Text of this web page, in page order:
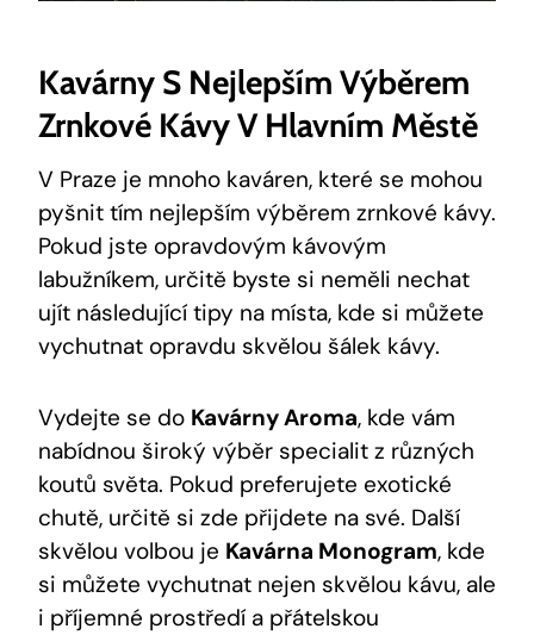
Kavárny S Nejlepším Výběrem
Zrnkové Kávy V Hlavním Městě
V Praze je mnoho kaváren, které se mohou
pyšnit tím nejlepším výběrem zrnkové kávy.
Pokud jste opravdovým kávovým
labužníkem, určitě byste si neměli nechat
ujít následující tipy na místa, kde si můžete
vychutnat opravdu skvělou šálek kávy.
Vydejte se do Kavárny Aroma, kde vám
nabídnou široký výběr specialit z různých
koutů světa. Pokud preferujete exotické
chutě, určitě si zde přijdete na své. Další
skvělou volbou je Kavárna Monogram, kde
si můžete vychutnat nejen skvělou kávu, ale
i příjemné prostředí a přátelskou